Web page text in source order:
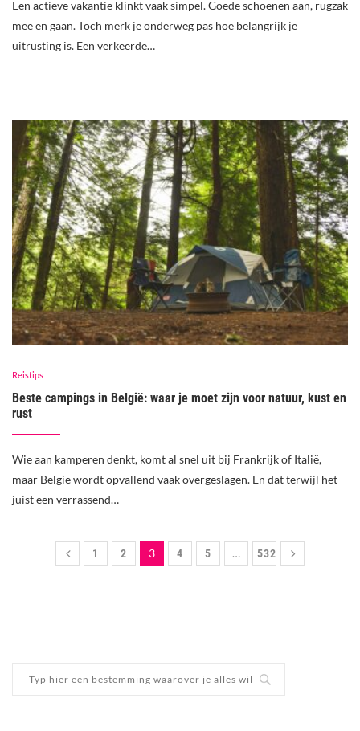
Een actieve vakantie klinkt vaak simpel. Goede schoenen aan, rugzak
mee en gaan. Toch merk je onderweg pas hoe belangrijk je
uitrusting is. Een verkeerde…
Reistips
Beste campings in België: waar je moet zijn voor natuur, kust en
rust
Wie aan kamperen denkt, komt al snel uit bij Frankrijk of Italië,
maar België wordt opvallend vaak overgeslagen. En dat terwijl het
juist een verrassend…
1 2 3 4 5 … 532